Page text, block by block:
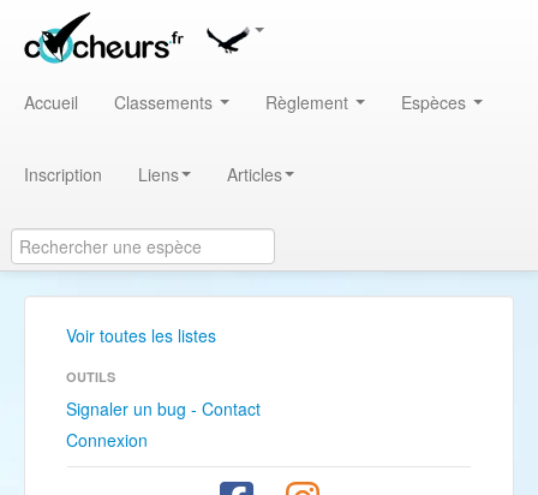
Accueil Classements Règlement Espèces
Inscription Liens Articles
Voir toutes les listes
OUTILS
Signaler un bug - Contact
Connexion